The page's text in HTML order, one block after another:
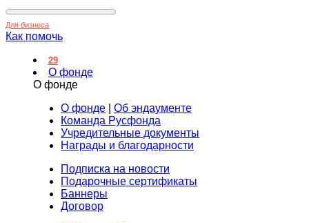
Для бизнеса
Как помочь
29
О фонде
О фонде
О фонде
Об эндаументе
Команда Русфонда
Учредительные документы
Награды и благодарности
Подписка на новости
Подарочные сертификаты
Баннеры
Договор